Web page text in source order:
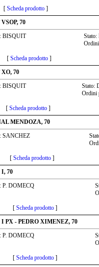
[ Scheda prodotto]
70
BISQUIT
[ Scheda prodotto ]
70
BISQUIT
Stato:
Ordini
[ Scheda prodotto ]
MENDOZA, 70
SANCHEZ
[ Scheda prodotto]
70
P. DOMECQ
[ Scheda prodotto]
PX - PEDRO XIMENEZ, 70
P. DOMECQ
[ Scheda prodotto]